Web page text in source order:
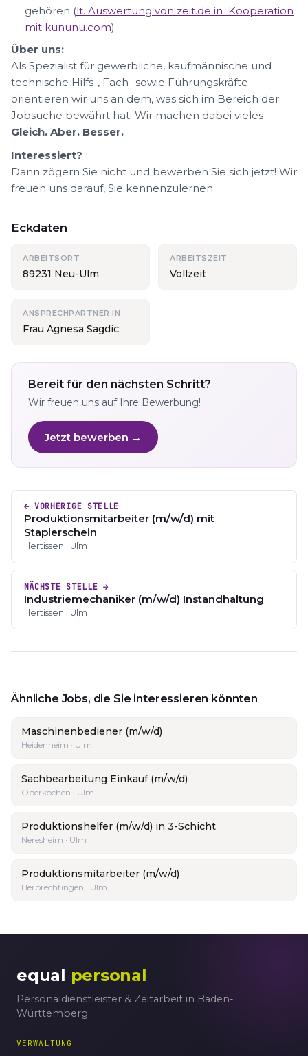
gehören (lt. Auswertung von zeit.de in Kooperation
mit kununu.com)
Über uns:
Als Spezialist für gewerbliche, kaufmännische und
technische Hilfs-, Fach- sowie Führungskräfte
orientieren wir uns an dem, was sich im Bereich der
Jobsuche bewährt hat. Wir machen dabei vieles
Gleich. Aber. Besser.
Interessiert?
Dann zögern Sie nicht und bewerben Sie sich jetzt! Wir
freuen uns darauf, Sie kennenzulernen
Eckdaten
ARBEITSORT
89231 Neu-Ulm
ARBEITSZEIT
Vollzeit
ANSPRECHPARTNER:IN
Frau Agnesa Sagdic
Bereit für den nächsten Schritt?
Wir freuen uns auf Ihre Bewerbung!
Jetzt bewerben →
← VORHERIGE STELLE
Produktionsmitarbeiter (m/w/d) mit
Staplerschein
Illertissen · Ulm
NÄCHSTE STELLE →
Industriemechaniker (m/w/d) Instandhaltung
Illertissen · Ulm
Ähnliche Jobs, die Sie interessieren könnten
Maschinenbediener (m/w/d)
Heidenheim · Ulm
Sachbearbeitung Einkauf (m/w/d)
Oberkochen · Ulm
Produktionshelfer (m/w/d) in 3-Schicht
Neresheim · Ulm
Produktionsmitarbeiter (m/w/d)
Herbrechtingen · Ulm
equal personal
Personaldienstleister & Zeitarbeit in Baden-
Württemberg
VERWALTUNG